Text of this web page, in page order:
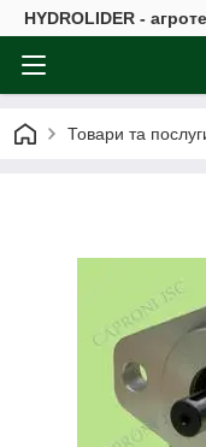
HYDROLIDER -
Товари та